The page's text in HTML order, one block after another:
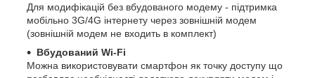
Для модифікацій без вбудованого модему - підтримка
мобільно 3G/4G інтернету через зовнішній модем
(зовнішній модем не входить в комплект)
Вбудований Wi-Fi
Можна використовувати смартфон як точку доступу що